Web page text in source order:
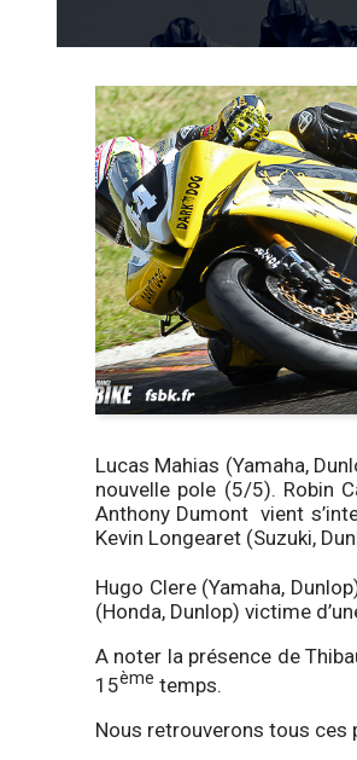
Lucas Mahias (Yamaha,
nouvelle pole (5/5). Robin
Anthony Dumont vient
Kevin Longearet (Suzuki,
Hugo Clere (Yamaha,
(Honda, Dunlop) victime
A noter la présence de
15ème temps.
Nous retrouverons tous ces